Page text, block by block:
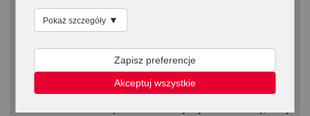
Aloes – dobrodziejstwo soczystych liści
Mięsiste liście aloesu posiadają wiele cennych dla zdrowia
Pokaż szczegóły ▼
Zapisz preferencje
Akceptuj wszystkie